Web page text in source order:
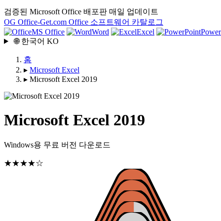
검증된 Microsoft Office 배포판 매일 업데이트
OG Office-Get.com Office 소프트웨어 카탈로그
MS Office
Word Excel
🌐 한국어 KO
홈
▸ Microsoft Excel
▸ Microsoft Excel 2019
Microsoft Excel 2019
Windows용 무료 버전 다운로드
★★★★☆